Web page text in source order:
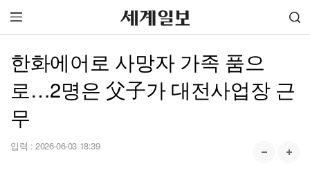
한화에어로 사망자 가족 품으
로…2명은 父子가 대전사업장 근
무
입력 : 2026-06-03 18:39